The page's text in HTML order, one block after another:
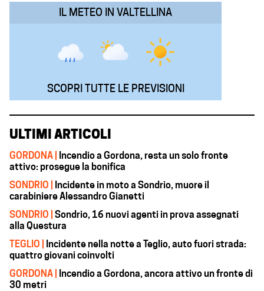
IL METEO IN VALTELLINA
SCOPRI TUTTE LE PREVISIONI
ULTIMI ARTICOLI
GORDONA | Incendio a Gordona, resta un solo fronte
attivo: prosegue la bonifica
SONDRIO | Incidente in moto a Sondrio, muore il
carabiniere Alessandro Gianetti
SONDRIO | Sondrio, 16 nuovi agenti in prova assegnati
alla Questura
TEGLIO | Incidente nella notte a Teglio, auto fuori strada:
quattro giovani coinvolti
GORDONA | Incendio a Gordona, ancora attivo un fronte di
30 metri